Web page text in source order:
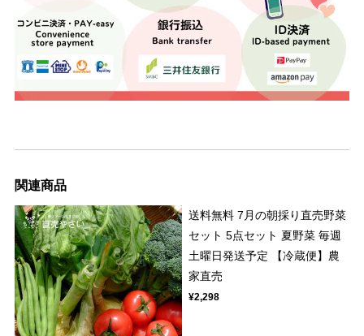
関連商品
送料無料 7月の朝採り直売野菜
セット 5点セット 夏野菜 毎週
土曜日発送予定 【冷蔵便】農
家直売
¥2,298